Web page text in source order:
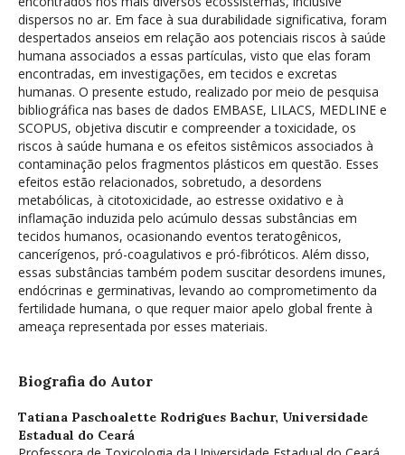
dispersos no ar. Em face à sua durabilidade significativa, foram
despertados anseios em relação aos potenciais riscos à saúde
humana associados a essas partículas, visto que elas foram
encontradas, em investigações, em tecidos e excretas
humanas. O presente estudo, realizado por meio de pesquisa
bibliográfica nas bases de dados EMBASE, LILACS, MEDLINE e
SCOPUS, objetiva discutir e compreender a toxicidade, os
riscos à saúde humana e os efeitos sistêmicos associados à
contaminação pelos fragmentos plásticos em questão. Esses
efeitos estão relacionados, sobretudo, a desordens
metabólicas, à citotoxicidade, ao estresse oxidativo e à
inflamação induzida pelo acúmulo dessas substâncias em
tecidos humanos, ocasionando eventos teratogênicos,
cancerígenos, pró-coagulativos e pró-fibróticos. Além disso,
essas substâncias também podem suscitar desordens imunes,
endócrinas e germinativas, levando ao comprometimento da
fertilidade humana, o que requer maior apelo global frente à
ameaça representada por esses materiais.
Biografia do Autor
Tatiana Paschoalette Rodrigues Bachur, Universidade
Estadual do Ceará